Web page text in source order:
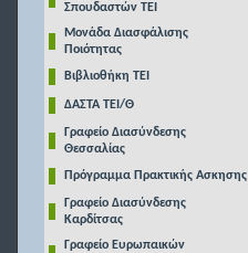
Σπουδαστών ΤΕΙ
Μονάδα Διασφάλισης
Ποιότητας
Βιβλιοθήκη ΤΕΙ
ΔΑΣΤΑ ΤΕΙ/Θ
Γραφείο Διασύνδεσης
Θεσσαλίας
Πρόγραμμα Πρακτικής Ασκησης
Γραφείο Διασύνδεσης
Καρδίτσας
Γραφείο Ευρωπαικών